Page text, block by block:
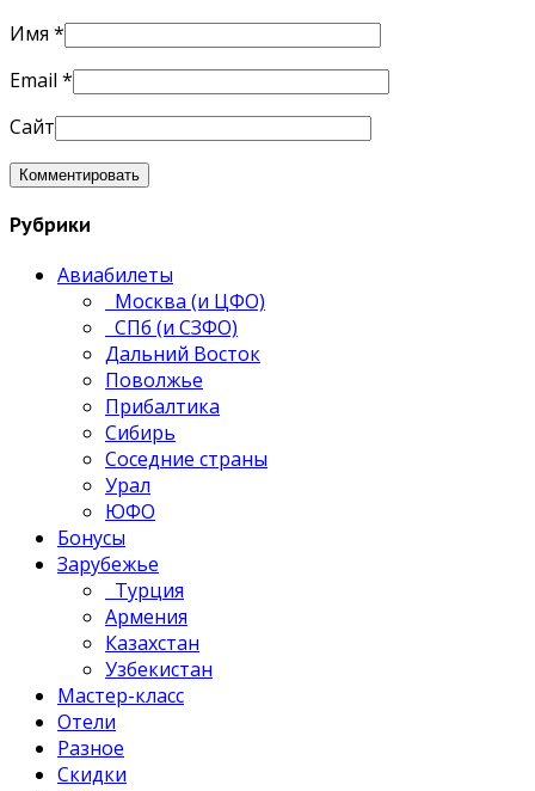
Имя *
Email *
Сайт
Рубрики
Авиабилеты
Москва (и ЦФО)
СПб (и СЗФО)
Дальний Восток
Поволжье
Прибалтика
Сибирь
Соседние страны
Урал
ЮФО
Бонусы
Зарубежье
Турция
Армения
Казахстан
Узбекистан
Мастер-класс
Отели
Разное
Скидки